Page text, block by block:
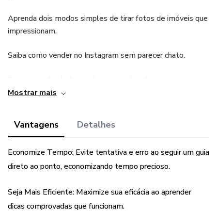
Aprenda dois modos simples de tirar fotos de imóveis que
impressionam.
Saiba como vender no Instagram sem parecer chato.
compre agora e comece sua presença no Instagram com
autenticidade!
Mostrar mais
Vantagens Detalhes
Economize Tempo: Evite tentativa e erro ao seguir um guia
direto ao ponto, economizando tempo precioso.
Seja Mais Eficiente: Maximize sua eficácia ao aprender
dicas comprovadas que funcionam.